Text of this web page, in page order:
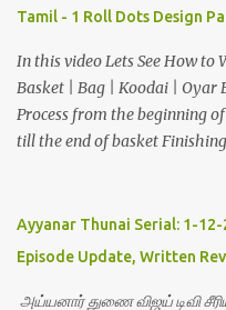
Tamil - 1 Roll Dots Design
In this video Lets See How to
Basket | Bag | Koodai | Oyar
Process from the beginning
till the end of basket
Color used to weave this
by step procedure for
Ayyanar Thunai Serial: 1-
Episode Update, Written
அய்யனார் துணை விஜய் டிவி